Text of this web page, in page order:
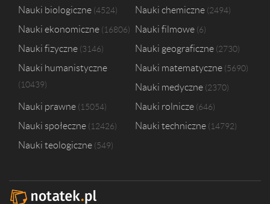
Nauki biologiczne 4524 Nauki chemiczne 2494
Nauki ekonomiczne 16806 Nauki filmowe 6
Nauki fizyczne 3146 Nauki geograficzne 2730
Nauki humanistyczne
10439
Nauki matematyczne 5690
Nauki medyczne 2370
Nauki prawne 15054 Nauki rolnicze 646
Nauki społeczne 12426 Nauki techniczne 14792
Nauki teologiczne 549